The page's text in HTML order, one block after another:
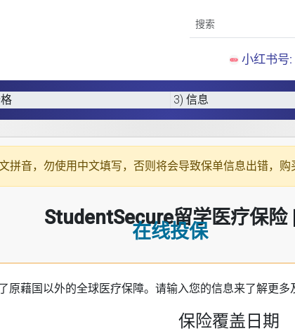
小红书号
3) 信息
拼音，勿使用中文填写，否则将会导致保单信息出错，购
StudentSecure留学医疗保险 |
在线投保
原藉国以外的全球医疗保障。请输入您的信息来了解更多
保险覆盖日期